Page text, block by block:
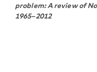
problem: A review of
1965–2012